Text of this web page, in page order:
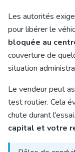
Les autorités
pour libérer le
bloquée au
couverture de
situation
Le vendeur peut
test routier. Cela
chute durant
capital et votre